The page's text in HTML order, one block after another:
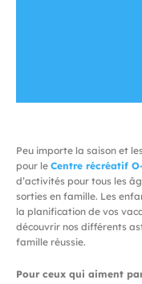
Peu importe la saison et
pour le Centre récréatif
d’activités pour tous les
sorties en famille. Les
la planification de vos
découvrir nos différents
famille réussie.
Pour ceux qui aiment